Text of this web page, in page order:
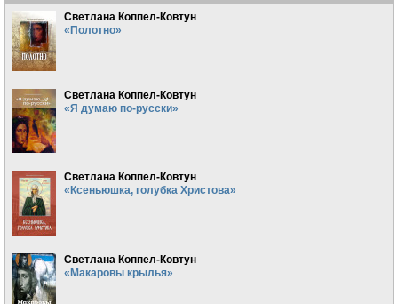
Светлана Коппел-Ковтун
«Полотно»
Светлана Коппел-Ковтун
«Я думаю по-русски»
Светлана Коппел-Ковтун
«Ксеньюшка, голубка Христова»
Светлана Коппел-Ковтун
«Макаровы крылья»